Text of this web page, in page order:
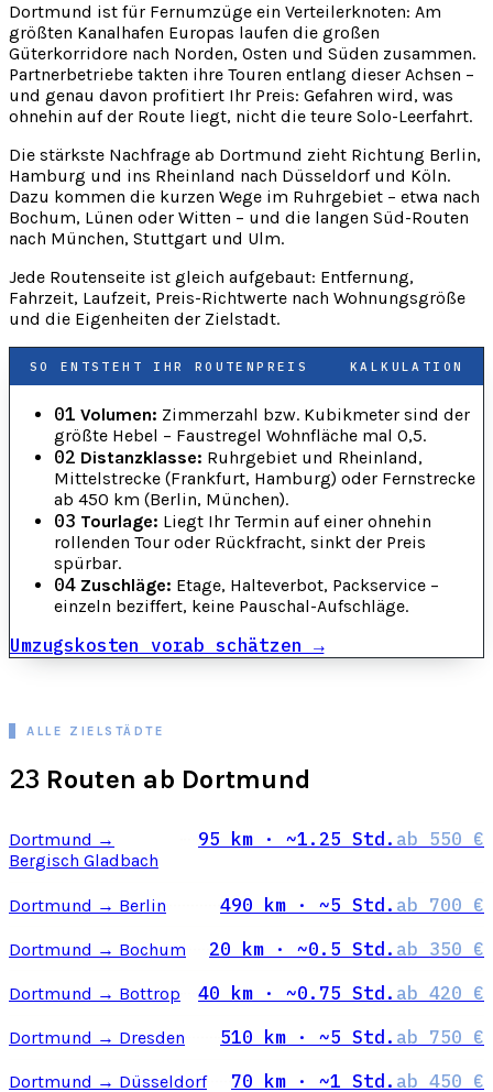
Dortmund ist für Fernumzüge ein Verteilerknoten: Am
größten Kanalhafen Europas laufen die großen
Güterkorridore nach Norden, Osten und Süden zusammen.
Partnerbetriebe takten ihre Touren entlang dieser Achsen –
und genau davon profitiert Ihr Preis: Gefahren wird, was
ohnehin auf der Route liegt, nicht die teure Solo-Leerfahrt.
Die stärkste Nachfrage ab Dortmund zieht Richtung Berlin,
Hamburg und ins Rheinland nach Düsseldorf und Köln.
Dazu kommen die kurzen Wege im Ruhrgebiet – etwa nach
Bochum, Lünen oder Witten – und die langen Süd-Routen
nach München, Stuttgart und Ulm.
Jede Routenseite ist gleich aufgebaut: Entfernung,
Fahrzeit, Laufzeit, Preis-Richtwerte nach Wohnungsgröße
und die Eigenheiten der Zielstadt.
SO ENTSTEHT IHR ROUTENPREIS KALKULATION
01 Volumen: Zimmerzahl bzw. Kubikmeter sind der
größte Hebel – Faustregel Wohnfläche mal 0,5.
02 Distanzklasse: Ruhrgebiet und Rheinland,
Mittelstrecke (Frankfurt, Hamburg) oder Fernstrecke
ab 450 km (Berlin, München).
03 Tourlage: Liegt Ihr Termin auf einer ohnehin
rollenden Tour oder Rückfracht, sinkt der Preis
spürbar.
04 Zuschläge: Etage, Halteverbot, Packservice –
einzeln beziffert, keine Pauschal-Aufschläge.
Umzugskosten vorab schätzen →
ALLE ZIELSTÄDTE
23 Routen ab Dortmund
Dortmund →
Bergisch Gladbach
95 km · ~1.25 Std. ab 550 €
Dortmund → Berlin 490 km · ~5 Std. ab 700 €
Dortmund → Bochum 20 km · ~0.5 Std. ab 350 €
Dortmund → Bottrop 40 km · ~0.75 Std. ab 420 €
Dortmund → Dresden 510 km · ~5 Std. ab 750 €
Dortmund → Düsseldorf 70 km · ~1 Std. ab 450 €